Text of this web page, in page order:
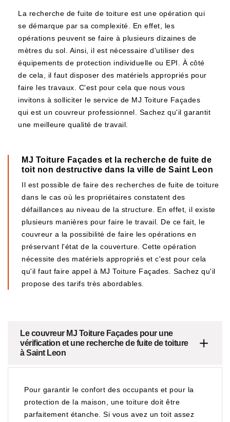
La recherche de fuite de toiture est une opération qui
se démarque par sa complexité. En effet, les
opérations peuvent se faire à plusieurs dizaines de
mètres du sol. Ainsi, il est nécessaire d'utiliser des
équipements de protection individuelle ou EPI. À côté
de cela, il faut disposer des matériels appropriés pour
faire les travaux. C'est pour cela que nous vous
invitons à solliciter le service de MJ Toiture Façades
qui est un couvreur professionnel. Sachez qu'il garantit
une meilleure qualité de travail.
MJ Toiture Façades et la recherche de fuite de
toit non destructive dans la ville de Saint Leon
Il est possible de faire des recherches de fuite de toiture
dans le cas où les propriétaires constatent des
défaillances au niveau de la structure. En effet, il existe
plusieurs manières pour faire le travail. De ce fait, le
couvreur a la possibilité de faire les opérations en
préservant l'état de la couverture. Cette opération
nécessite des matériels appropriés et c'est pour cela
qu'il faut faire appel à MJ Toiture Façades. Sachez qu'il
propose des tarifs très abordables.
Le couvreur MJ Toiture Façades pour une
vérification et une recherche de fuite de toiture
à Saint Leon
Pour garantir le confort des occupants et pour la
protection de la maison, une toiture doit être
parfaitement étanche. Si vous avez un toit assez